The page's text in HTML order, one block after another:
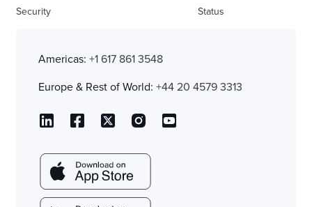
Security Status
Americas: +1 617 861 3548
Europe & Rest of World: +44 20 4579 3313